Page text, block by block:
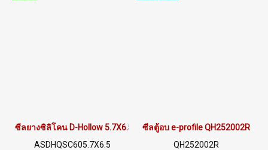
ซีลยางซิลิโคน D-Hollow 5.7X6.5 mm.
ASDHQSC605.7X6.5
ซีลตู้อบ e-profile QH252002R
QH252002R